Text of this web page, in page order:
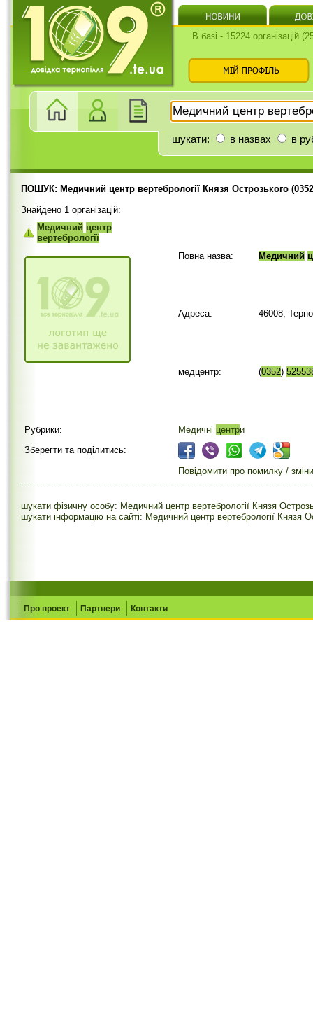
В базі - 15224 організацій
шукати: в назвах в
ПОШУК: Медичний центр вертебрології Князя Острозького
Знайдено 1 організацій:
Медичний центр
вертебрології
Повна назва:
Медичний
Адреса: 46008,
медцентр: (0352)
Рубрики: Медичні центри
Зберегти та поділитись:
Повідомити про помилку / зміни
шукати фізичну особу: Медичний центр вертебрології Князя
шукати інформацію на сайті: Медичний центр вертебрології Князя
Про проект Партнери Контакти